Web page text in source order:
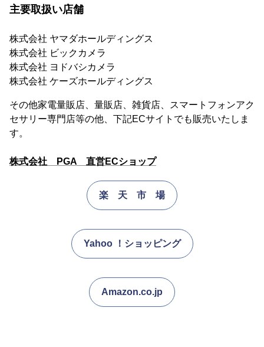
主要取扱い店舗
株式会社 ヤマダホールディングス
株式会社 ビックカメラ
株式会社 ヨドバシカメラ
株式会社 ケーズホールディングス
その他家電量販店、量販店、雑貨店、スマートフォンアク
セサリー専門店等の他、下記ECサイトでも販売いたしま
す。
株式会社 PGA 直営ECショップ
楽 天 市 場
Yahoo ！ショッピング
Amazon.co.jp